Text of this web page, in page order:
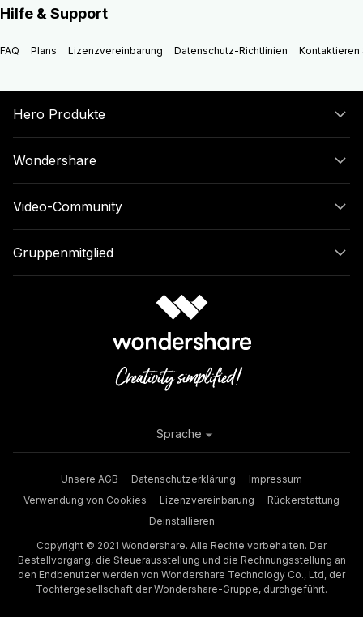
Hilfe & Support
FAQ Plans Lizenzvereinbarung Datenschutz-Richtlinien Kontaktieren
Hero Produkte
Wondershare
Video-Community
Gruppenmitglied
Unsere AGB Datenschutzerklärung
Impressum
Verwendung von Cookies
Lizenzvereinbarung
Rückerstattung
Deinstallieren
Copyright © 2021 Wondershare. Alle Rechte vorbehalten. Der
Bestellvorgang, die Steuerausstellung und die Rechnungsstellung an
den Endbenutzer werden von Wondershare Technology Co., Ltd, der
Tochtergesellschaft der Wondershare-Gruppe, durchgeführt.
Sprache